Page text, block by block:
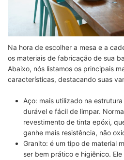
Na hora de escolher a mesa e a
os materiais de fabricação de sua
Abaixo, nós listamos os principais
características, destacando suas
Aço: mais utilizado na
durável e fácil de limpar.
revestimento de tinta epóxi,
ganhe mais resistência, não
Granito: é um tipo de material
ser bem prático e higiênico.